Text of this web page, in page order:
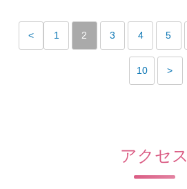
< 1 2 3 4 5
10 >
アクセス